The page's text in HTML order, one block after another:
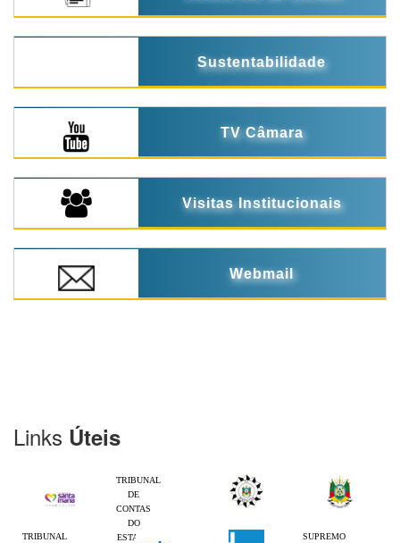
Sustentabilidade
TV Câmara
Visitas Institucionais
Webmail
Links Úteis
TRIBUNAL
DE
CONTAS
DO
ESTADO
TRIBUNAL
SUPREMO